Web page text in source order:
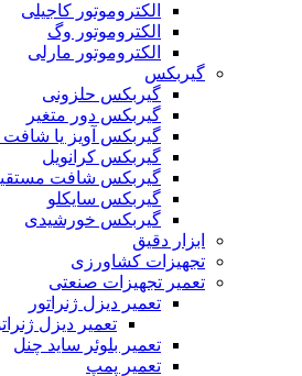
الکتروموتور کاجیلی
الکتروموتور وگ
الکتروموتور مارلی
گیربکس
گیربکس حلزونی
گیربکس دور متغیر
گیربکس آویز یا
گیربکس کرانویل
گیربکس شافت
گیربکس سایکلو
گیربکس خورشیدی
ابزار دقیق
تجهیزات کشاورزی
تعمیر تجهیزات صنعتی
تعمیر دیزل ژنراتور
تعمیر دیزل
تعمیر بلوئر ساید چنل
تعمیر پمپ